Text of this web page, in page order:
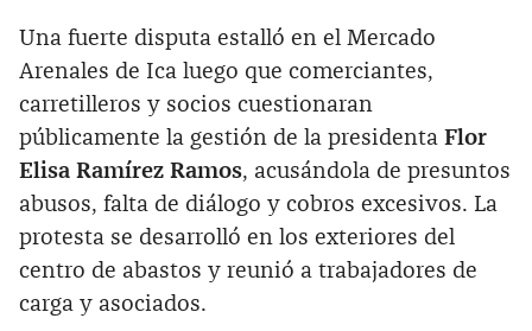
Una fuerte disputa estalló en el Mercado
Arenales de Ica luego que comerciantes,
carretilleros y socios cuestionaran
públicamente la gestión de la presidenta Flor
Elisa Ramírez Ramos, acusándola de presuntos
abusos, falta de diálogo y cobros excesivos. La
protesta se desarrolló en los exteriores del
centro de abastos y reunió a trabajadores de
carga y asociados.